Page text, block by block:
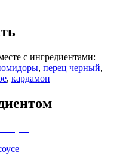
с ингредиентами:
, перец черный,
, кардамон